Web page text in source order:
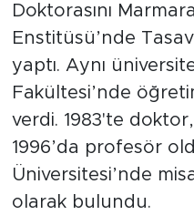
Doktorasını
Enstitüsü’nde
yaptı. Aynı
Fakültesi’nde
verdi. 1983'te
1996’da profesör
Üniversitesi’nde
olarak bulundu.